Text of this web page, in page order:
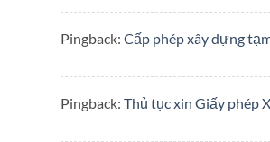
Pingback: Cấp phép xây dựng
Pingback: Thủ tục xin Giấy phép